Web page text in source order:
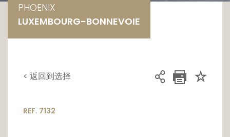
PHOENIX
LUXEMBOURG-BONNEVOIE
< 返回到选择
REF. 7132